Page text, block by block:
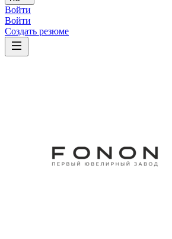
Войти
Войти
Создать резюме